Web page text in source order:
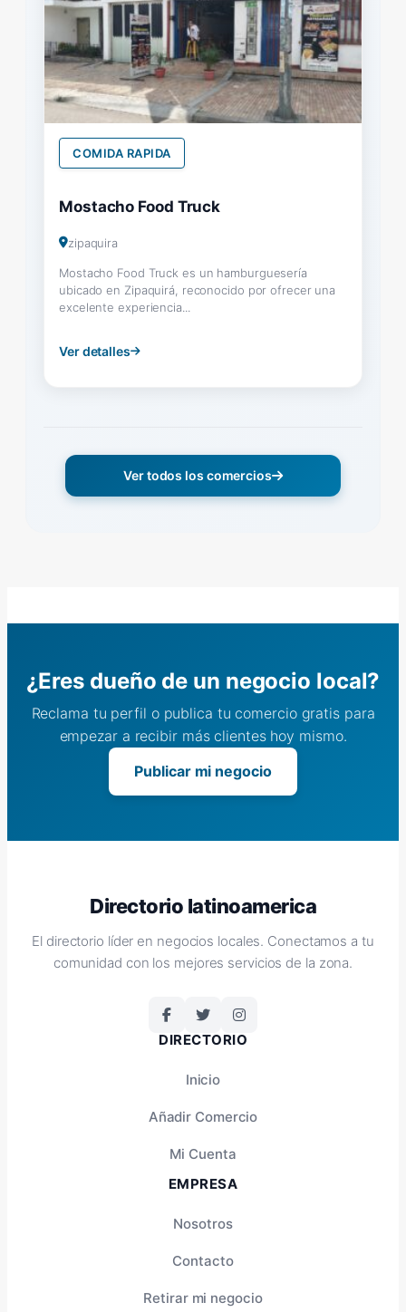
COMIDA RAPIDA
Mostacho Food Truck
zipaquira
Mostacho Food Truck es un hamburguesería
ubicado en Zipaquirá, reconocido por ofrecer una
excelente experiencia...
Ver detalles
Ver todos los comercios
¿Eres dueño de un negocio local?
Reclama tu perfil o publica tu comercio gratis para
empezar a recibir más clientes hoy mismo.
Publicar mi negocio
Directorio latinoamerica
El directorio líder en negocios locales. Conectamos a tu
comunidad con los mejores servicios de la zona.
DIRECTORIO
Inicio
Añadir Comercio
Mi Cuenta
EMPRESA
Nosotros
Contacto
Retirar mi negocio